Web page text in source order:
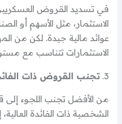
في تسديد القروض
الاستثمار، مثل الأسهم أو
عوائد مالية جيدة. لكن من
الاستثمارات تتناسب مع
3. تجنب القروض ذات
من الأفضل تجنب اللجوء
الشخصية ذات الفائدة